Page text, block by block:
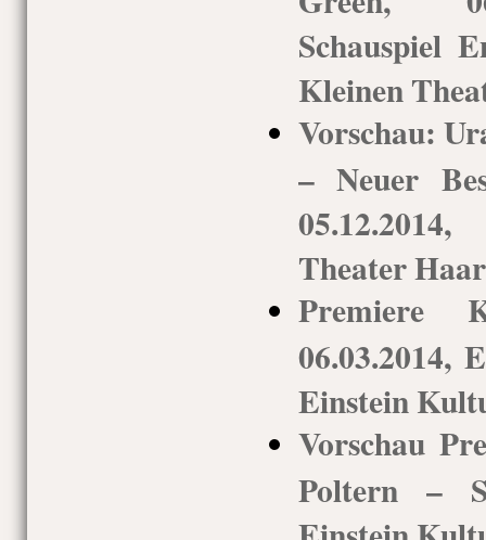
Schauspiel
Kleinen
Vorschau:
– Neuer
Theater Haar
Premiere
06.03.2014,
Einstein
Vorschau
Poltern –